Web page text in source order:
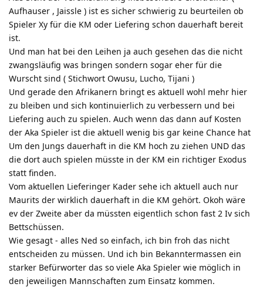
Aufhauser , Jaissle ) ist es sicher schwierig zu beurteilen ob
Spieler Xy für die KM oder Liefering schon dauerhaft bereit
ist.
Und man hat bei den Leihen ja auch gesehen das die nicht
zwangsläufig was bringen sondern sogar eher für die
Wurscht sind ( Stichwort Owusu, Lucho, Tijani )
Und gerade den Afrikanern bringt es aktuell wohl mehr hier
zu bleiben und sich kontinuierlich zu verbessern und bei
Liefering auch zu spielen. Auch wenn das dann auf Kosten
der Aka Spieler ist die aktuell wenig bis gar keine Chance hat
Um den Jungs dauerhaft in die KM hoch zu ziehen UND das
die dort auch spielen müsste in der KM ein richtiger Exodus
statt finden.
Vom aktuellen Lieferinger Kader sehe ich aktuell auch nur
Maurits der wirklich dauerhaft in die KM gehört. Okoh wäre
ev der Zweite aber da müssten eigentlich schon fast 2 Iv sich
Bettschüssen.
Wie gesagt - alles Ned so einfach, ich bin froh das nicht
entscheiden zu müssen. Und ich bin Bekanntermassen ein
starker Befürworter das so viele Aka Spieler wie möglich in
den jeweiligen Mannschaften zum Einsatz kommen.